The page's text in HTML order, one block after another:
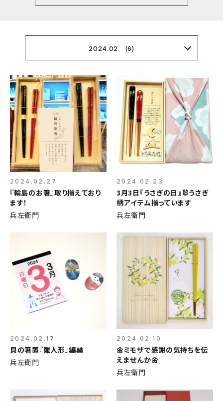
2024.02 (6)
2024.02.27
『輪島のお箸』取り揃えており
ます！
兵左衛門
2024.02.23
3月3日『うさぎの日』🐰うさぎ
柄アイテム揃っています
兵左衛門
2024.02.17
貝の箸置『雛人形』編🎎
兵左衛門
2024.02.10
🌼ミモザで感謝の気持ちを伝
えませんか🌼
兵左衛門